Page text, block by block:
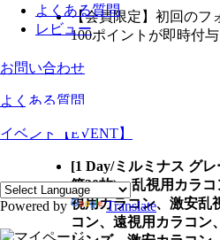
【会員限定】初回のフ
100ポイント が即時付
お問い合わせ
よくある質問
イベント【EVENT】
[1 Day/ミルミナス グ
箱30枚)、乱視用カラ
視用カラコン、激安乱
コン、遠視用カラコン
よくある質問
レビュー
Powered by Translate